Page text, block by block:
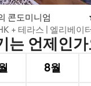
콘도미니엄
+ 테라스 | 엘리베이
는 언제인
8월